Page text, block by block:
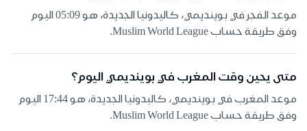
موعد الفجر في بوينديمي، كاليدونيا الجديدة، هو 05:09 اليوم
وفق طريقة حساب Muslim World League.
متى يحين وقت المغرب في بوينديمي اليوم؟
موعد المغرب في بوينديمي، كاليدونيا الجديدة، هو 17:44 اليوم
وفق طريقة حساب Muslim World League.